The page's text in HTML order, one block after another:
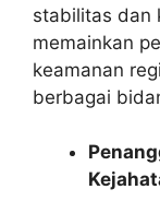
stabilitas dan
memainkan
keamanan
berbagai